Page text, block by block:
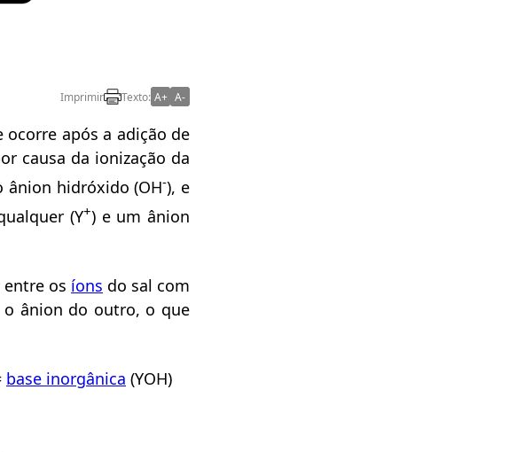
Imprimir Texto: A+ A-
após a adição de
causa da ionização da
ânion hidróxido (OH-), e
(Y+) e um ânion
entre os íons do sal com
ânion do outro, o que
base inorgânica (YOH)